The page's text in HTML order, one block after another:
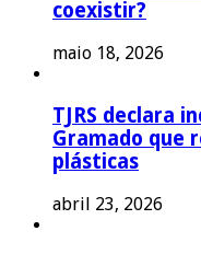
coexistir?
maio 18, 2026
TJRS declara
Gramado que
plásticas
abril 23, 2026